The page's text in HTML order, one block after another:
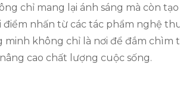
chỉ mang lại ánh sáng mà còn
nhấn từ các tác phẩm nghệ
minh không chỉ là nơi để đắm
cao chất lượng cuộc sống.